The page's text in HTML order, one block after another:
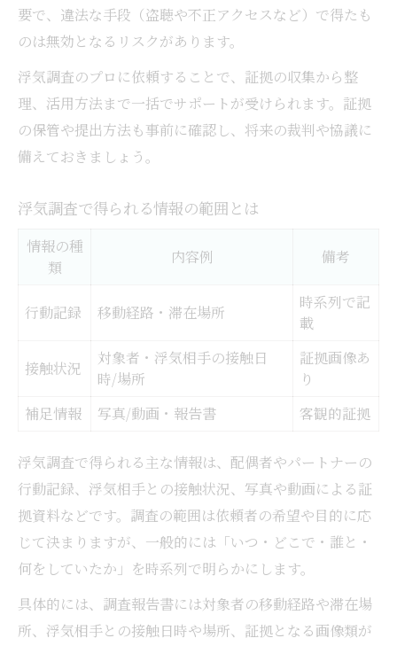
要で、違法な手段（盗聴や不正アクセスなど）で得たも
のは無効となるリスクがあります。
浮気調査のプロに依頼することで、証拠の収集から整
理、活用方法まで一括でサポートが受けられます。証拠
の保管や提出方法も事前に確認し、将来の裁判や協議に
備えておきましょう。
浮気調査で得られる情報の範囲とは
情報の種
類
内容例 備考
行動記録 移動経路・滞在場所
時系列で記
載
接触状況
対象者・浮気相手の接触日
時/場所
証拠画像あ
り
補足情報
写真/動画・報告書 客観的証拠
浮気調査で得られる主な情報は、配偶者やパートナーの
行動記録、浮気相手との接触状況、写真や動画による証
拠資料などです。調査の範囲は依頼者の希望や目的に応
じて決まりますが、一般的には「いつ・どこで・誰と・
何をしていたか」を時系列で明らかにします。
具体的には、調査報告書には対象者の移動経路や滞在場
所、浮気相手との接触日時や場所、証拠となる画像類が